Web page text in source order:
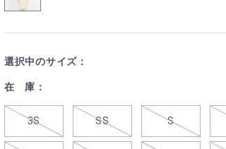
選択中のサイズ：
在 庫：
3S SS S